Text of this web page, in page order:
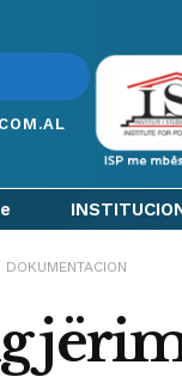
DOKUMENTACION